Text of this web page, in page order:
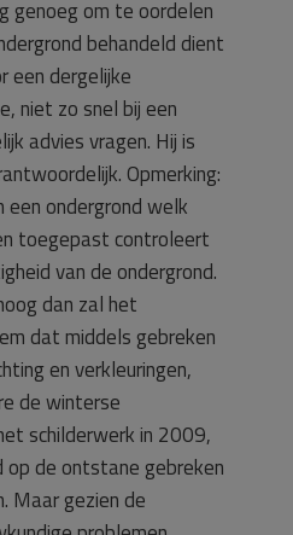
genoeg om te oordelen
behandeld dient
een dergelijke
niet zo snel bij een
advies vragen. Hij is
Opmerking:
een ondergrond welk
toegepast controleert
van de ondergrond.
dan zal het
dat middels gebreken
en verkleuringen,
de winterse
schilderwerk in 2009,
op de ontstane gebreken
Maar gezien de